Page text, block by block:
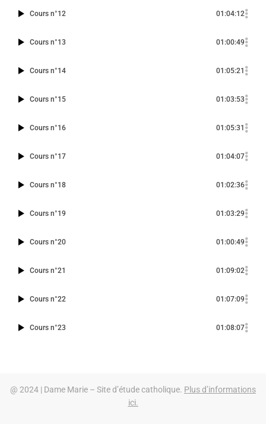
Cours n°12 01:04:12
Cours n°13 01:00:49
Cours n°14 01:05:21
Cours n°15 01:03:53
Cours n°16 01:05:31
Cours n°17 01:04:07
Cours n°18 01:02:36
Cours n°19 01:03:29
Cours n°20 01:00:49
Cours n°21 01:09:02
Cours n°22 01:07:09
Cours n°23 01:08:07
@ 2024 | Dame Marie – Site d’étude catholique. Plus d’informations
ici.